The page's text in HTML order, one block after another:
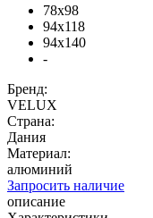
78x98
94x118
94x140
-
Бренд:
VELUX
Страна:
Дания
Материал:
алюминий
Запросить наличие
описание